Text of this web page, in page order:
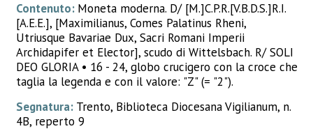
Contenuto: Moneta moderna. D/ [M.]C.P.R.[V.B.D.S.]R.I.
[A.E.E.], [Maximilianus, Comes Palatinus Rheni,
Utriusque Bavariae Dux, Sacri Romani Imperii
Archidapifer et Elector], scudo di Wittelsbach. R/ SOLI
DEO GLORIA • 16 - 24, globo crucigero con la croce che
taglia la legenda e con il valore: "Z" (= "2").
Segnatura: Trento, Biblioteca Diocesana Vigilianum, n.
4B, reperto 9